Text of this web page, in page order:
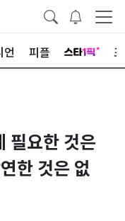
언 피플
필요한 것은
한 것은 없